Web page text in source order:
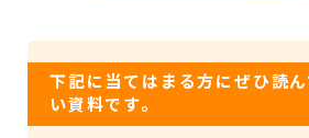
下記に当てはまる方にぜひ読
い資料です。